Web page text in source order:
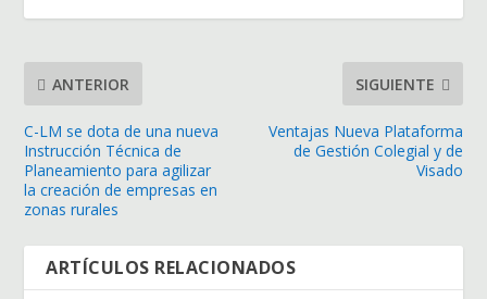
ANTERIOR
C-LM se dota de una nueva
Instrucción Técnica de
Planeamiento para agilizar
la creación de empresas en
zonas rurales
SIGUIENTE
Ventajas Nueva Plataforma
de Gestión Colegial y de
Visado
ARTÍCULOS RELACIONADOS